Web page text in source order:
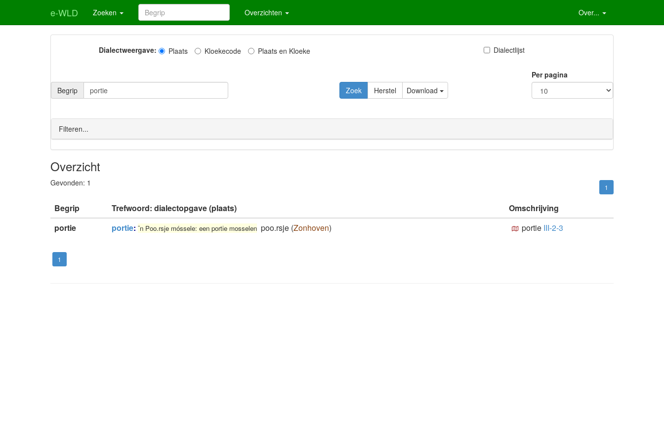
e-WLD Zoeken Overzichten Over...
Dialectweergave: Plaats Kloekecode Plaats en Kloeke Dialectlijst
Begrip Zoek Herstel Download
Per pagina
Filteren...
Overzicht
Gevonden: 1 1
Begrip Trefwoord: dialectopgave (plaats)
Omschrijving
portie
portie: ¯n Poo.rsje móssele: een portie mosselen poo.rsje (Zonhoven) portie III-2-3
1